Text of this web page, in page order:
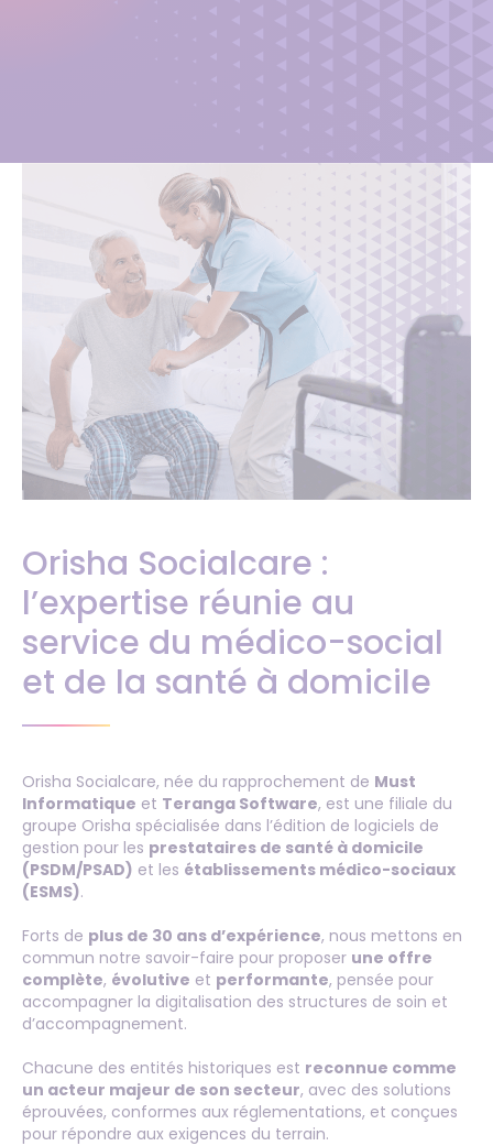
Orisha Socialcare :
l’expertise réunie au
service du médico-social
et de la santé à domicile
Orisha Socialcare, née du rapprochement de Must
Informatique et Teranga Software, est une filiale du
groupe Orisha spécialisée dans l’édition de logiciels de
gestion pour les prestataires de santé à domicile
(PSDM/PSAD) et les établissements médico-sociaux
(ESMS).
Forts de plus de 30 ans d’expérience, nous mettons en
commun notre savoir-faire pour proposer une offre
complète, évolutive et performante, pensée pour
accompagner la digitalisation des structures de soin et
d’accompagnement.
Chacune des entités historiques est reconnue comme
un acteur majeur de son secteur, avec des solutions
éprouvées, conformes aux réglementations, et conçues
pour répondre aux exigences du terrain.